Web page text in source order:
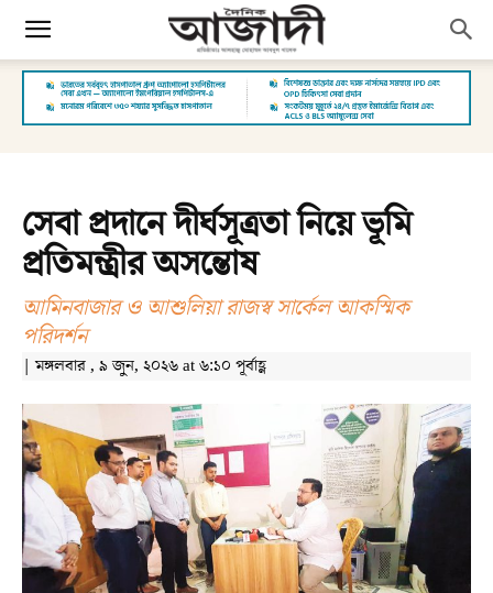
সেবা প্রদানে দীর্ঘসূত্রতা নিয়ে ভূমি
প্রতিমন্ত্রীর অসন্তোষ
আমিনবাজার ও আশুলিয়া রাজস্ব সার্কেল আকস্মিক
পরিদর্শন
| মঙ্গলবার , ৯ জুন, ২০২৬ at ৬:১০ পূর্বাহ্ণ